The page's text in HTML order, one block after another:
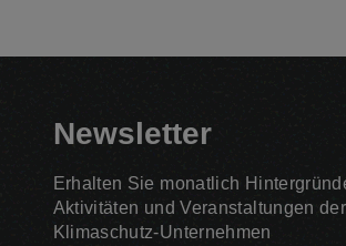
Newsletter
Erhalten Sie monatlich
Aktivitäten und Veranstaltungen der
Klimaschutz-Unternehmen